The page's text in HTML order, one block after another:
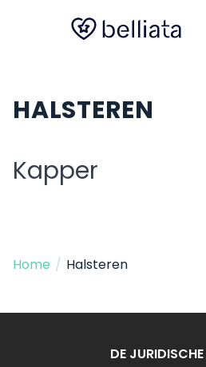
HALSTEREN
Kapper
Home / Halsteren
DE